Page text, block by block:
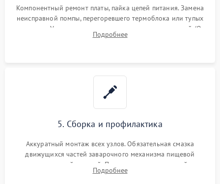
Компонентный ремонт платы, пайка цепей питания. Замена
неисправной помпы, перегоревшего термоблока или тупых
жерновов. Установка новых силиконовых уплотнителей (O-
ring) и тефлоновых трубок для надежного устранения
Подробнее
5. Сборка и профилактика
Аккуратный монтаж всех узлов. Обязательная смазка
движущихся частей заварочного механизма пищевой
силиконовой смазкой. Проведение программной
декальцинации и очистки системы от кофейных масел.
Подробнее